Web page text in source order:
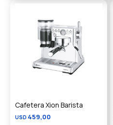
Cafetera Xion Barista
USD 459,00